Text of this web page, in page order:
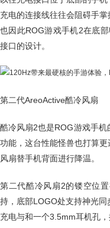
充电的连接线往往会阻碍手
也因此ROG游戏手机2在底
接口的设计。
第二代AreoActive酷冷风扇
酷冷风扇2也是ROG游戏手
功能，这台性能怪兽也打算
风扇替手机背面进行降温。
第二代酷冷风扇2的镂空位
持，底部LOGO处支持神光
充电与和一个3.5mm耳机孔